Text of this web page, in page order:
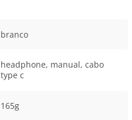
branco
headphone, manual, cabo
type c
165g